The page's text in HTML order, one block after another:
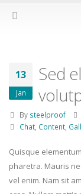
13
Jan
Sed
By steelproof
Chat, Content,
Quisque
pharetra. Mauris
vel enim. Nam sit